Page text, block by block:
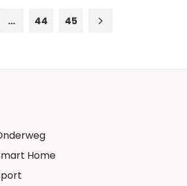
... 44 45
Home